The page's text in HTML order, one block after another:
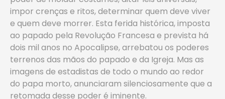
impor crenças e ritos, determinar quem deve viver
e quem deve morrer. Esta ferida histórica, imposta
ao papado pela Revolução Francesa e prevista há
dois mil anos no Apocalipse, arrebatou os poderes
terrenos das mãos do papado e da Igreja. Mas as
imagens de estadistas de todo o mundo ao redor
do papa morto, anunciaram silenciosamente que a
retomada desse poder é iminente.